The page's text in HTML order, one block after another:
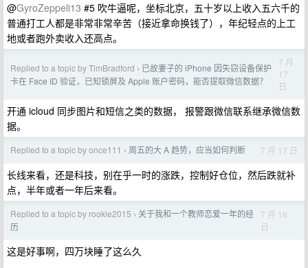
@GyroZeppeli13 #5 吹牛逼呢，坐标北京，五十岁以上收入五六千的
普通打工人都是非常非常辛苦（接近拿命换钱了），年纪轻点的上工
地或者跑外卖收入还高点。
Replied to a topic by TimBradford › 已故妻子的 iPhone 因失窃设备保护
卡在 Face ID 验证，已知锁屏及 Apple 账户密码，能否提取微信数据？
7 月
17
日
开通 icloud 同步图片和短信之类的数据， 报警跟微信联系继承微信数
据。
Replied to a topic by once111 › 周五的大 A 趋势，应当如何判断 7 月 17 日
长线来看，还是科技，别在乎一时的涨跌，控制好仓位，然后跌就补
点，半年或者一年后来看。
Replied to a topic by rookie2015 › 关于我和一个教师恋爱一年的经
历
7 月 16
日
这是好事啊，四万块睡了这么久